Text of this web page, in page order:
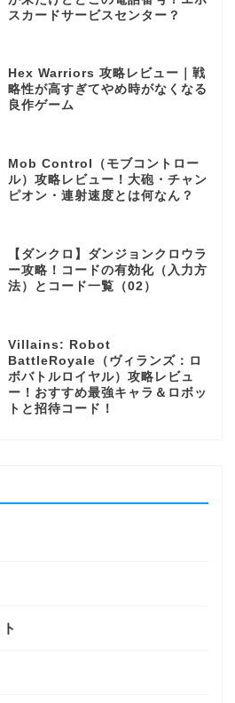
スカードサービスセンター？
Hex Warriors 攻略レビュー｜戦
略性が高すぎてやめ時がなくなる
良作ゲーム
Mob Control（モブコントロー
ル）攻略レビュー！大砲・チャン
ピオン・連射速度とは何なん？
【ダンクロ】ダンジョンクロウラ
ー攻略！コードの有効化（入力方
法）とコード一覧（02）
Villains: Robot
BattleRoyale（ヴィランズ：ロ
ボバトルロイヤル）攻略レビュ
ー！おすすめ最強キャラ＆ロボッ
トと招待コード！